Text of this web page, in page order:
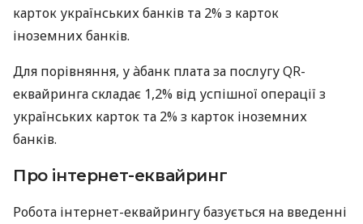
карток українських банків та 2% з карток
іноземних банків.
Для порівняння, у àбанк плата за послугу QR-
еквайринга складає 1,2% від успішної операції з
українських карток та 2% з карток іноземних
банків.
Про інтернет-еквайринг
Робота інтернет-еквайрингу базується на введенні